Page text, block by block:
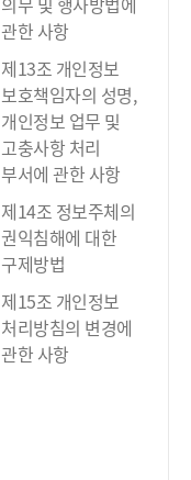
관한 사항
제13조 개인정보
보호책임자의 성명,
개인정보 업무 및
고충사항 처리
부서에 관한 사항
제14조 정보주체의
권익침해에 대한
구제방법
제15조 개인정보
처리방침의 변경에
관한 사항